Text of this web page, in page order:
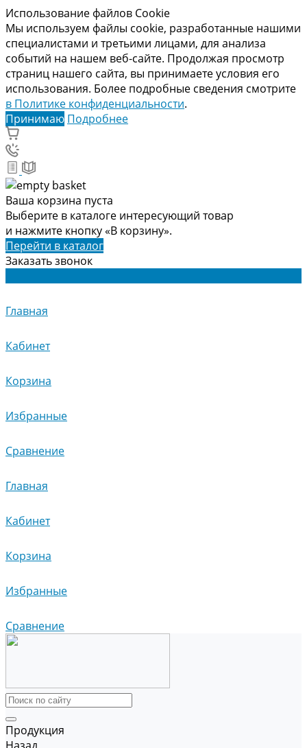
Использование файлов Cookie
Мы используем файлы cookie, разработанные нашими
специалистами и третьими лицами, для анализа
событий на нашем веб-сайте. Продолжая просмотр
страниц нашего сайта, вы принимаете условия его
использования. Более подробные сведения смотрите
в Политике конфиденциальности.
Принимаю Подробнее
Ваша корзина пуста
Выберите в каталоге интересующий товар
и нажмите кнопку «В корзину».
Перейти в каталог
Заказать звонок
Главная
Кабинет
Корзина
Избранные
Сравнение
Главная
Кабинет
Корзина
Избранные
Сравнение
Продукция